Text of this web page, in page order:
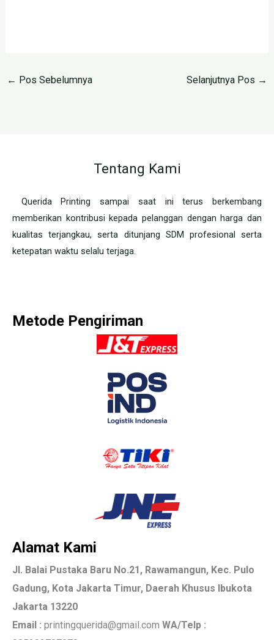
← Pos Sebelumnya Selanjutnya Pos →
Tentang Kami
Querida Printing sampai saat ini terus berkembang
memberikan kontribusi kepada pelanggan dengan harga dan
kualitas terjangkau, serta ditunjang SDM profesional serta
ketepatan waktu selalu terjaga.
Metode Pengiriman
Alamat Kami
Jl. Balai Pustaka Baru No.21, Rawamangun, Kec. Pulo
Gadung, Kota Jakarta Timur, Daerah Khusus Ibukota
Jakarta 13220
Email : printingquerida@gmail.com WA/Telp :